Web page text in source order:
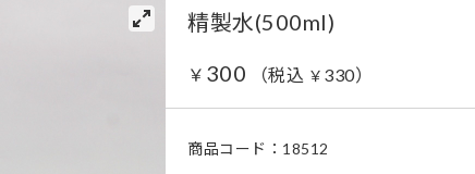
精製水(500ml)
￥ 300 （税込 ￥ 330）
商品コード： 18512